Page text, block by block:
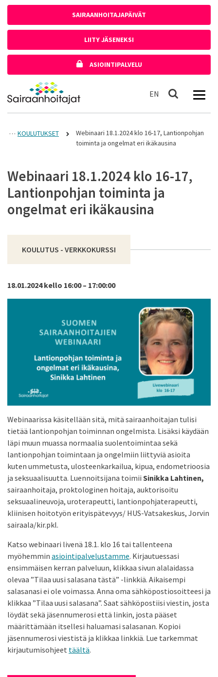
SAIRAANHOITAJAPÄIVÄT
LIITY JÄSENEKSI
ASIOINTIPALVELU
Etusivulle
EN In English
Haku
KOULUTUKSET
Webinaari 18.1.2024 klo 16-17, Lantionpohjan
toiminta ja ongelmat eri ikäkausina
Webinaari 18.1.2024 klo 16-17,
Lantionpohjan toiminta ja
ongelmat eri ikäkausina
KOULUTUS - VERKKOKURSSI
18.01.2024 kello 16:00 – 17:00:00
Webinaarissa käsitellään sitä, mitä sairaanhoitajan tulisi
tietää lantionpohjan toiminnan ongelmista. Lisäksi käydään
läpi muun muassa normaalia suolentoimintaa sekä
lantionpohjan toimintaan ja ongelmiin liittyviä asioita
kuten ummetusta, ulosteenkarkailua, kipua, endometrioosia
ja seksuaalisuutta. Luennoitsijana toimii Sinikka Lahtinen,
sairaanhoitaja, proktologinen hoitaja, auktorisoitu
seksuaalineuvoja, uroterapeutti, lantionpohjaterapeutti,
kliinisen hoitotyön erityispätevyys/ HUS-Vatsakeskus, Jorvin
sairaala/kir.pkl.
Katso webinaari livenä 18.1. klo 16 tai tallenteena
myöhemmin asiointipalvelustamme. Kirjautuessasi
ensimmäisen kerran palveluun, klikkaa sivun alalaidassa
olevaa ”Tilaa uusi salasana tästä” -linkkiä. Aikaisempi
salasanasi ei ole voimassa. Anna oma sähköpostiosoitteesi ja
klikkaa ”Tilaa uusi salasana”. Saat sähköpostiisi viestin, josta
löydät sekä jäsennumerosi että linkin, josta pääset
määrittämään itsellesi haluamasi salasanan. Kopioi
jäsennumerosi viestistä ja klikkaa linkkiä. Lue tarkemmat
kirjautumisohjeet täältä.